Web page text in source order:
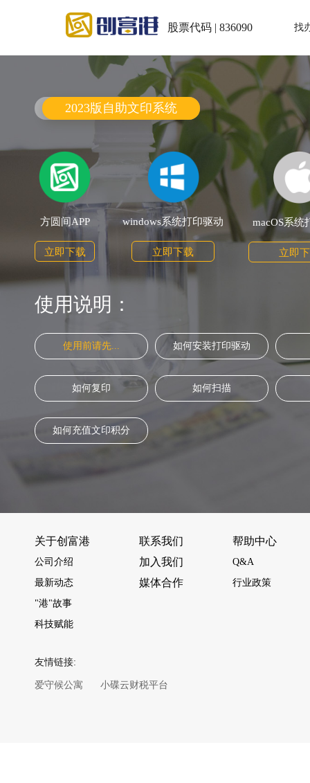
股票代码 | 836090 找
2023版自助文印系统
方圆间APP
立即下载
windows系统打印驱动
立即下载
macOS系统
立即
使用说明：
使用前请先... 如何安装打印驱动
如何复印 如何扫描
如何充值文印积分
关于创富港
公司介绍
最新动态
"港"故事
科技赋能
联系我们
加入我们
媒体合作
帮助中心
Q&A
行业政策
友情链接:
爱守候公寓 小碟云财税平台